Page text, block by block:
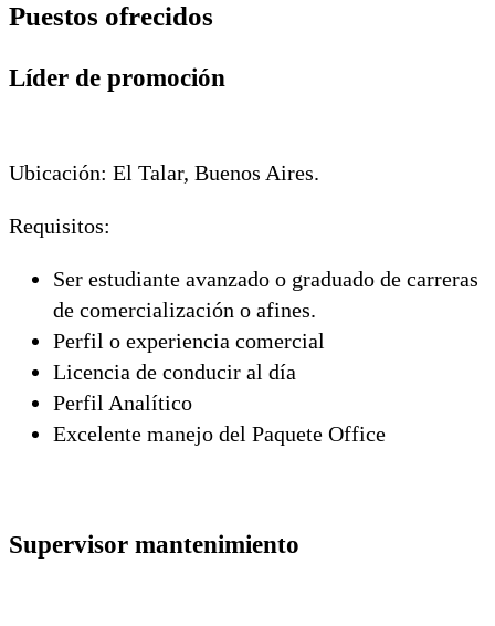
Puestos ofrecidos
Líder de promoción
Ubicación: El Talar, Buenos Aires.
Requisitos:
Ser estudiante avanzado o graduado de carreras
de comercialización o afines.
Perfil o experiencia comercial
Licencia de conducir al día
Perfil Analítico
Excelente manejo del Paquete Office
Supervisor mantenimiento